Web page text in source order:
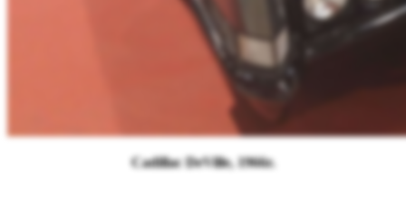
Cadillac DeVille, 1966r.